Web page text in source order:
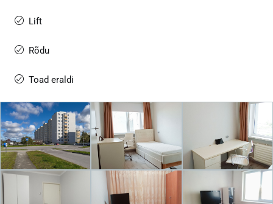
Lift
Rõdu
Toad eraldi